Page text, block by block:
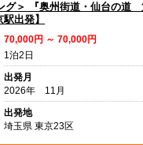
グ＞ 『奥州街道・仙台の
出発】
70,000円 ～ 70,000円
1泊2日
出発月
2026年 11月
出発地
埼玉県 東京23区